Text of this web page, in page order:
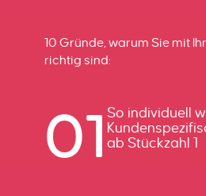
10 Gründe, warum Sie mit
richtig sind:
01 So individuell
ab Stückzahl 1